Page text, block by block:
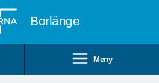
Borlänge
Meny